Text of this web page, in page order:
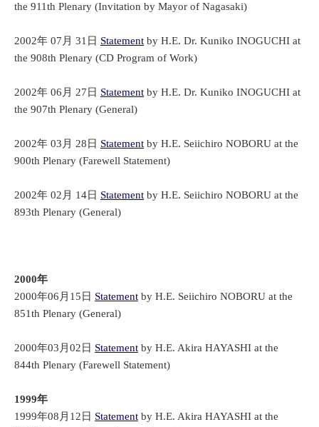
the 911th Plenary (Invitation by Mayor of Nagasaki)
2002年 07月 31日 Statement by H.E. Dr. Kuniko INOGUCHI at
the 908th Plenary (CD Program of Work)
2002年 06月 27日 Statement by H.E. Dr. Kuniko INOGUCHI at
the 907th Plenary (General)
2002年 03月 28日 Statement by H.E. Seiichiro NOBORU at the
900th Plenary (Farewell Statement)
2002年 02月 14日 Statement by H.E. Seiichiro NOBORU at the
893th Plenary (General)
2000年
2000年06月15日 Statement by H.E. Seiichiro NOBORU at the
851th Plenary (General)
2000年03月02日 Statement by H.E. Akira HAYASHI at the
844th Plenary (Farewell Statement)
1999年
1999年08月12日 Statement by H.E. Akira HAYASHI at the